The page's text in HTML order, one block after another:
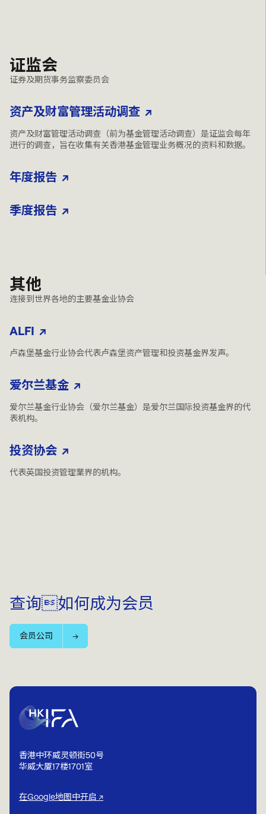
证监会
证券及期货事务监察委员会
资产及财富管理活动调查
资产及财富管理活动调查（前为基金管理活动调查）是证监会每年
进行的调查，旨在收集有关香港基金管理业务概况的资料和数据。
年度报告
季度报告
其他
连接到世界各地的主要基金业协会
ALFI
卢森堡基金行业协会代表卢森堡资产管理和投资基金界发声。
爱尔兰基金
爱尔兰基金行业协会（爱尔兰基金）是爱尔兰国际投资基金界的代
表机构。
投资协会
代表英国投资管理業界的机构。
查询如何成为会员
会员公司
香港中环威灵顿街50号
华威大厦17楼1701室
在Google地图中开启 ↗